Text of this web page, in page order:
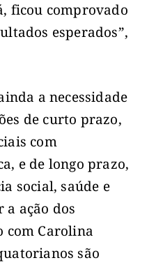
ficou comprovado
esperados”,
a necessidade
de curto prazo,
com
e de longo prazo,
social, saúde e
a ação dos
com Carolina
são